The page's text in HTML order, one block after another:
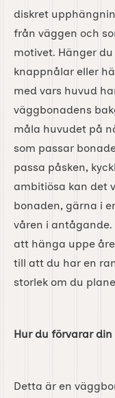
diskret
från väggen och
motivet. Hänger
knappnålar eller
med vars huvud
väggbonadens
måla huvudet på
som passar
passa påsken,
ambitiösa kan det
bonaden, gärna i
våren i
att hänga uppe
till att du har en
storlek om du
Hur du förvarar
Detta är en